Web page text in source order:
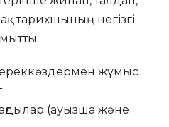
тарихшының негізгі
жұмыс
(ауызша және